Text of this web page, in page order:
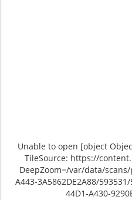
Unable to open [object
TileSource: https://
DeepZoom=/var/data/
A443-3A5862DE2A88/
44D1-A430-